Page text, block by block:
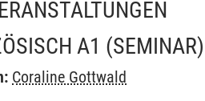
A1 (SEMINAR)
Coraline Gottwald